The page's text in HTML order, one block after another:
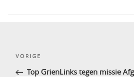
Vorig
bericht
VORIGE
Top GrienLinks tegen missie